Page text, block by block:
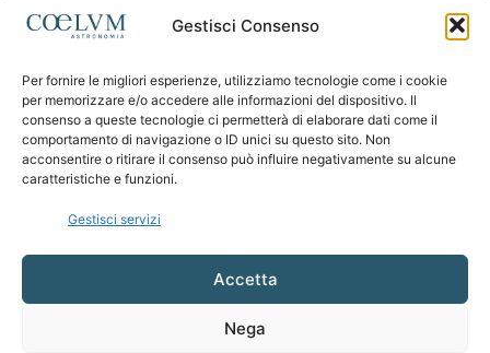
Gestisci Consenso
Per fornire le migliori esperienze, utilizziamo tecnologie come i cookie
per memorizzare e/o accedere alle informazioni del dispositivo. Il
consenso a queste tecnologie ci permetterà di elaborare dati come il
comportamento di navigazione o ID unici su questo sito. Non
acconsentire o ritirare il consenso può influire negativamente su alcune
caratteristiche e funzioni.
Gestisci servizi
Accetta
Nega
CHI SIAMO
Contattaci:coelumastro@coelum.com